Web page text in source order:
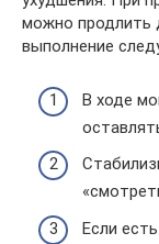
можно продлить
выполнение
В ходе
Если